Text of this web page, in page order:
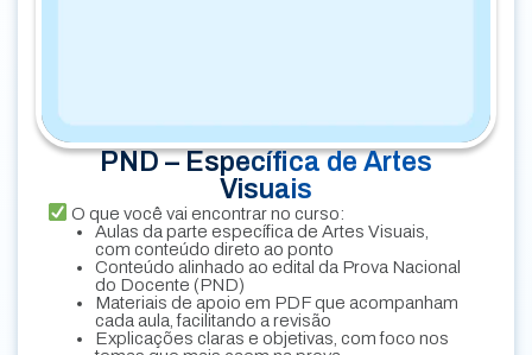
PND – Específica de Artes
Visuais
O que você vai encontrar no curso:
Aulas da parte específica de Artes Visuais,
com conteúdo direto ao ponto
Conteúdo alinhado ao edital da Prova Nacional
do Docente (PND)
Materiais de apoio em PDF que acompanham
cada aula, facilitando a revisão
Explicações claras e objetivas, com foco nos